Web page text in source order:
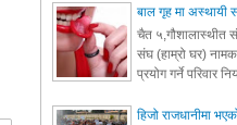
बाल गृह मा अस्थायी
चैत ५,गौशालास्थीत
संघ (हाम्रो घर)
प्रयोग गर्ने परिवार
हिजो राजधानीमा